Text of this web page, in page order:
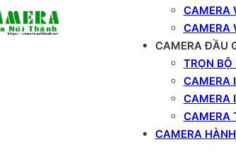
CAMERA
CAMERA
CAMERA ĐẦU
TRỌN
CAMERA
CAMERA
CAMERA
CAMERA